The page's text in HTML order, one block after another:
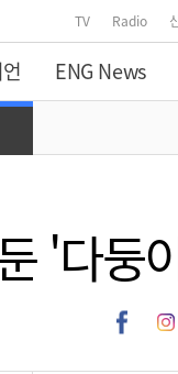
TV Radio
ENG News
'다둥